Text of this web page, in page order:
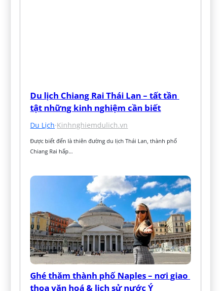
Du lịch Chiang Rai Thái Lan – tất tần
tật những kinh nghiệm cần biết
Du Lịch·Kinhnghiemdulich.vn
Được biết đến là thiên đường du lịch Thái Lan, thành phố
Chiang Rai hấp…
Ghé thăm thành phố Naples – nơi giao
thoa văn hoá & lịch sử nước Ý